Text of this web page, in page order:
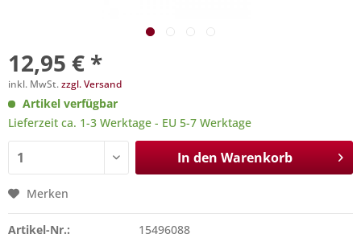
12,95 € *
inkl. MwSt.zzgl. Versand
Artikel verfügbar
Lieferzeit ca. 1-3 Werktage - EU 5-7 Werktage
In den Warenkorb
Merken
Artikel-Nr.: 15496088